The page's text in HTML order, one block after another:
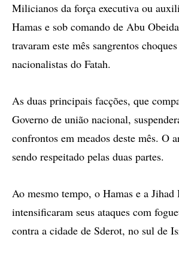
Milicianos da força executiva ou
Hamas e sob comando de Abu
travaram este mês sangrentos
nacionalistas do Fatah.
As duas principais facções, que
Governo de união nacional,
confrontos em meados deste mês. O
sendo respeitado pelas duas partes.
Ao mesmo tempo, o Hamas e a Jihad
intensificaram seus ataques com
contra a cidade de Sderot, no sul de